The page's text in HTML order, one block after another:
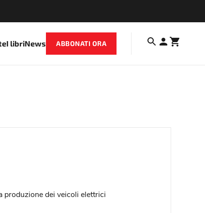
I libriNews ABBONATI ORA
produzione dei veicoli elettrici